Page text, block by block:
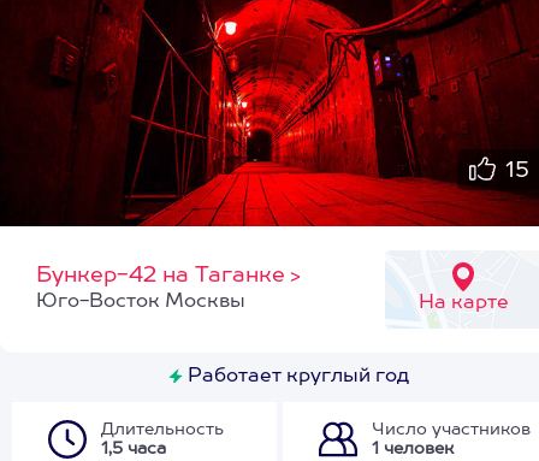
15
Бункер-42 на Таганке >
На карте
Юго-Восток Москвы
Работает круглый год
Длительность
1,5 часа
Число участников
1 человек